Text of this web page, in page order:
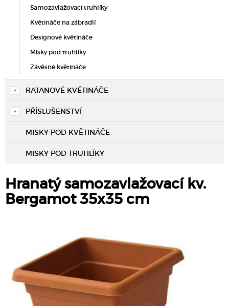
Samozavlažovací truhlíky
Květináče na zábradlí
Designové květináče
Misky pod truhlíky
Závěsné květináče
RATANOVÉ KVĚTINÁČE
PŘÍSLUŠENSTVÍ
MISKY POD KVĚTINÁČE
MISKY POD TRUHLÍKY
Hranatý samozavlažovací kv.
Bergamot 35x35 cm